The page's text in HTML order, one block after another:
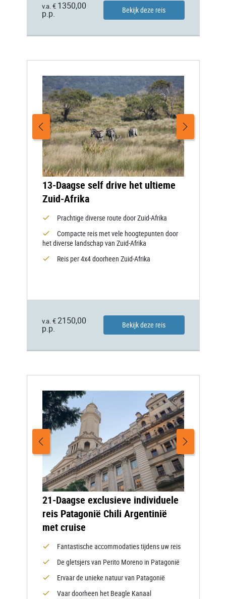
v.a. € 1350,00
p.p.
Bekijk deze reis
13-Daagse self drive het ultieme
Zuid-Afrika
Prachtige diverse route door Zuid-Afrika
Compacte reis met vele hoogtepunten door
het diverse landschap van Zuid-Afrika
Reis per 4x4 doorheen Zuid-Afrika
v.a. € 2150,00
p.p.
Bekijk deze reis
21-Daagse exclusieve individuele
reis Patagonië Chili Argentinië
met cruise
Fantastische accommodaties tijdens uw reis
De gletsjers van Perito Moreno in Patagonië
Ervaar de unieke natuur van Patagonië
Vaar doorheen het Beagle Kanaal